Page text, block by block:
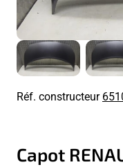
Réf. constructeur
Capot